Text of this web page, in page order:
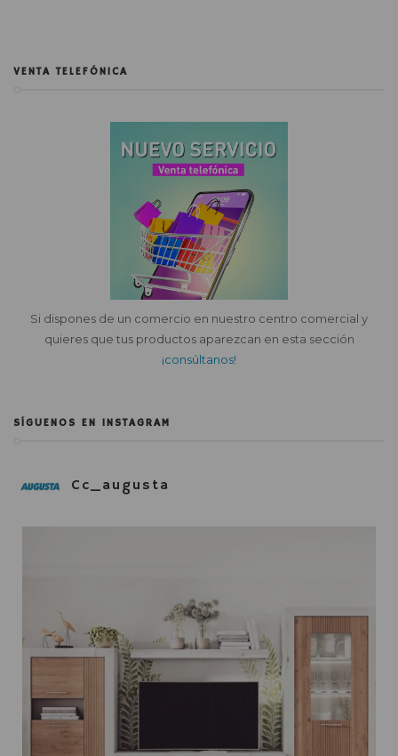
VENTA TELEFÓNICA
Si dispones de un comercio en nuestro centro comercial y
quieres que tus productos aparezcan en esta sección
¡consúltanos!
SÍGUENOS EN INSTAGRAM
Cc_augusta